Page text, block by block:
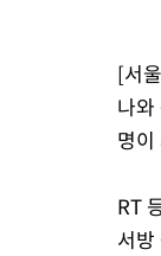
[서
나
명
RT
서